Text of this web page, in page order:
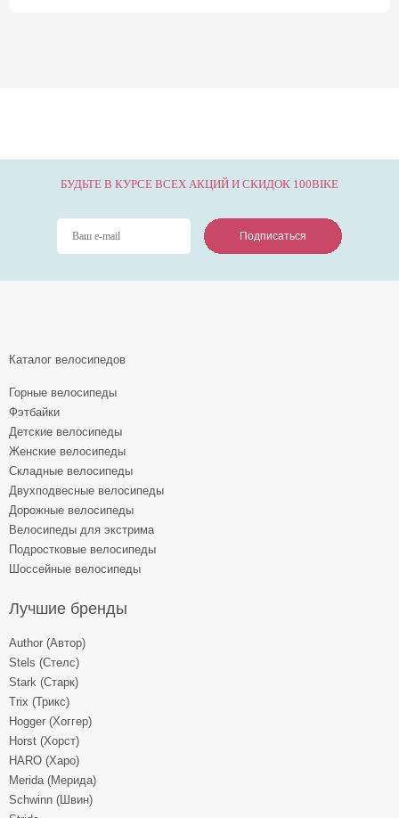
БУДЬТЕ В КУРСЕ ВСЕХ АКЦИЙ И СКИДОК 100BIKE
Подписаться
Подписаться
Подписаться
Каталог велосипедов
Горные велосипеды
Фэтбайки
Детские велосипеды
Женские велосипеды
Складные велосипеды
Двухподвесные велосипеды
Дорожные велосипеды
Велосипеды для экстрима
Подростковые велосипеды
Шоссейные велосипеды
Лучшие бренды
Author (Автор)
Stels (Стелс)
Stark (Старк)
Trix (Трикс)
Hogger (Хоггер)
Horst (Хорст)
HARO (Харо)
Merida (Мерида)
Schwinn (Швин)